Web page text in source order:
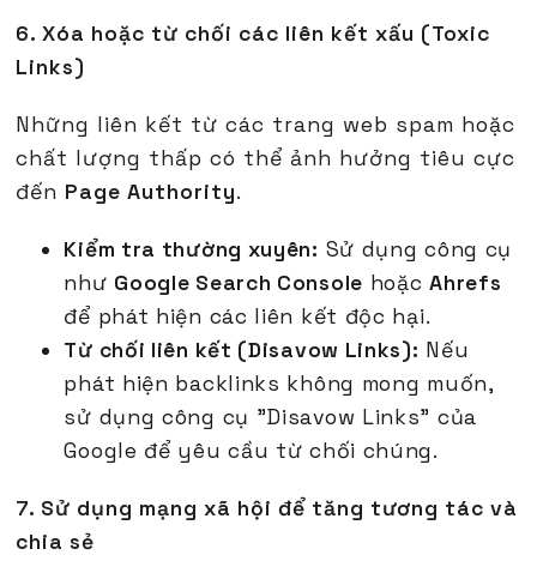
6. Xóa hoặc từ chối các liên kết xấu (Toxic
Links)
Những liên kết từ các trang web spam hoặc
chất lượng thấp có thể ảnh hưởng tiêu cực
đến Page Authority.
Kiểm tra thường xuyên: Sử dụng công cụ
như Google Search Console hoặcAhrefs
để phát hiện các liên kết độc hại.
Từ chối liên kết (Disavow Links): Nếu
phát hiện backlinks không mong muốn,
sử dụng công cụ "Disavow Links" của
Google để yêu cầu từ chối chúng.
7. Sử dụng mạng xã hội để tăng tương tác và
chia sẻ